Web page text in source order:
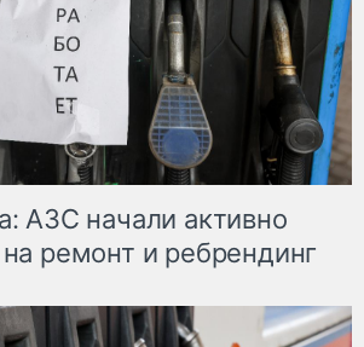
АЗС начали активно
ремонт и ребрендинг